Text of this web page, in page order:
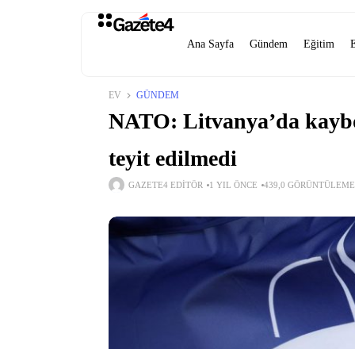
Ana Sayfa Gündem Eğitim
EV GÜNDEM
NATO: Litvanya’da
teyit edilmedi
GAZETE4 EDITÖR 1 YIL ÖNCE 439,0 GÖRÜNTÜLEME